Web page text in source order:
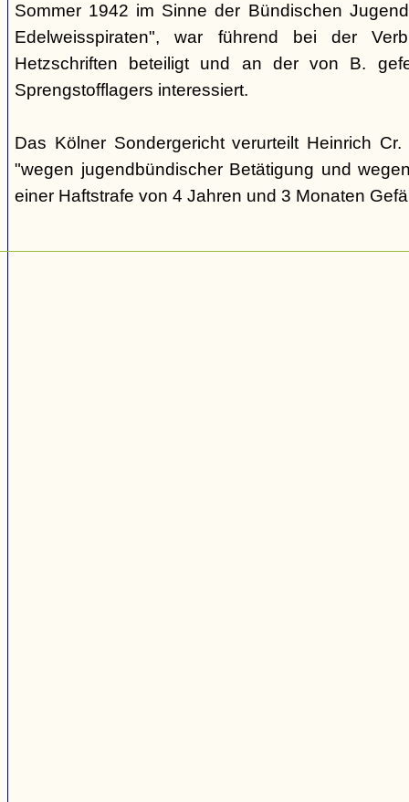
Sommer 1942 im Sinne der Bündischen
Edelweisspiraten", war führend bei der
Hetzschriften beteiligt und an der von B.
Sprengstofflagers interessiert.
Das Kölner Sondergericht verurteilt Heinrich
"wegen jugendbündischer Betätigung und
einer Haftstrafe von 4 Jahren und 3 Monaten